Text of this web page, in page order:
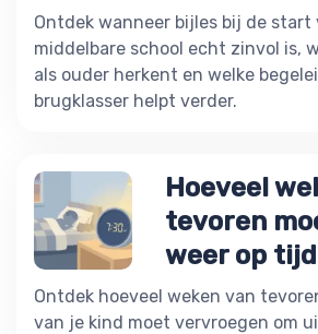
Ontdek wanneer bijles bij de start
middelbare school echt zinvol is,
als ouder herkent en welke
brugklasser helpt verder.
Hoeveel
tevoren
weer op
Ontdek hoeveel weken van
van je kind moet vervroegen om